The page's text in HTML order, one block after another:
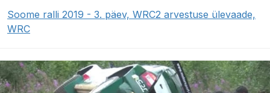
Soome ralli 2019 - 3. päev, WRC2 arvestuse ülevaade,
WRC